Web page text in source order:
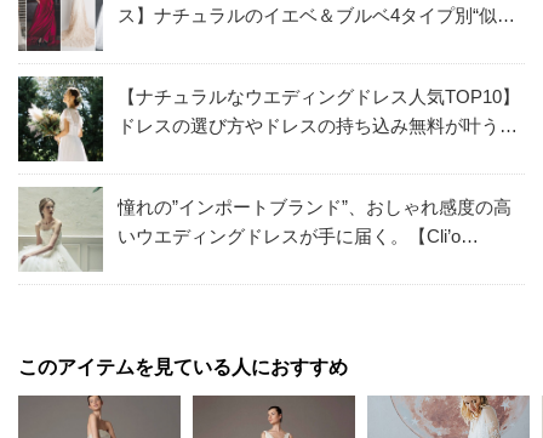
ス】ナチュラルのイエベ＆ブルベ4タイプ別“似合
【ナチュラルなウエディングドレス人気TOP10】
ドレスの選び方やドレスの持ち込み無料が叶う方
憧れの”インポートブランド”、おしゃれ感度の高
いウエディングドレスが手に届く。【Cli’o
このアイテムを見ている人におすすめ